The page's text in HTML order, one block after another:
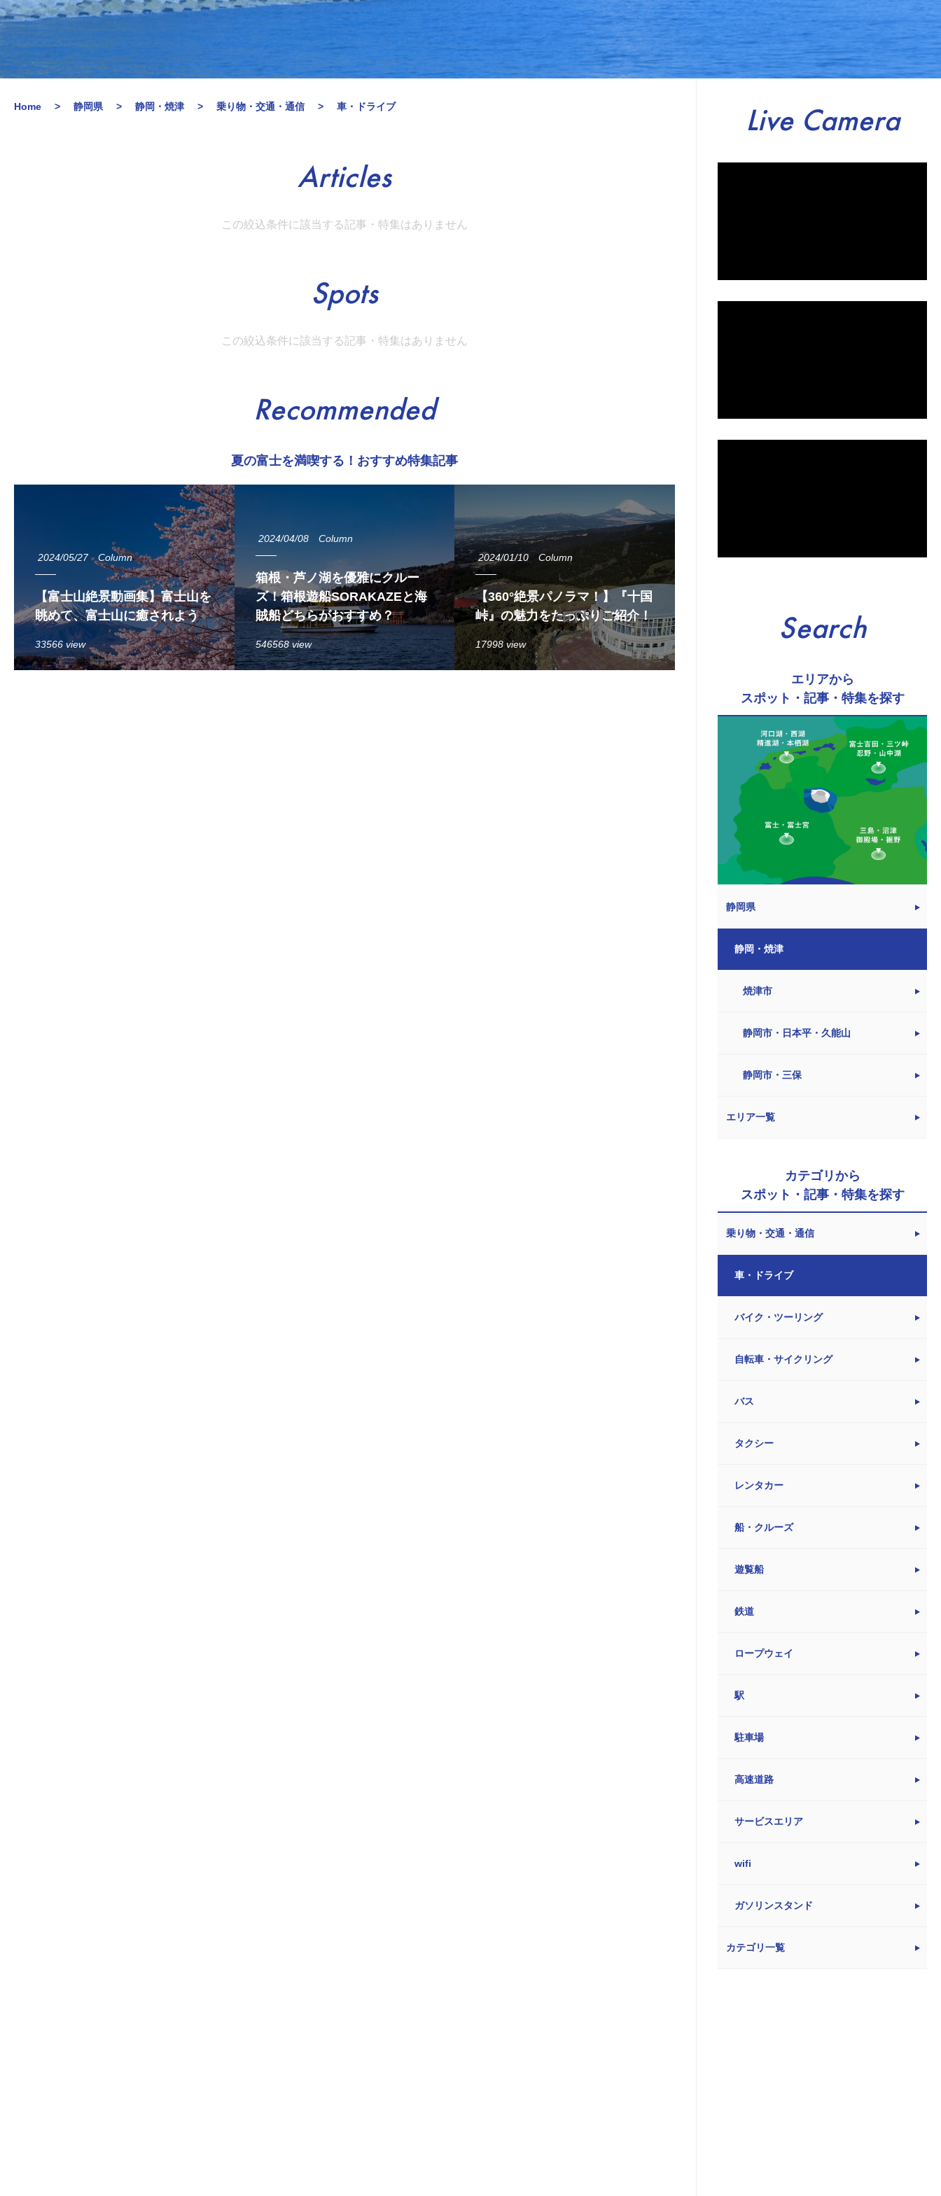
Home 静岡県 静岡・焼津 乗り物・交通・通信 車・ドライブ
Articles
この絞込条件に該当する記事・特集はありません
Spots
この絞込条件に該当する記事・特集はありません
Recommended
夏の富士を満喫する！おすすめ特集記事
2024/05/27 Column
【富士山絶景動画集】富士山を
眺めて、富士山に癒されよう
33566 view
2024/04/08 Column
箱根・芦ノ湖を優雅にクルー
ズ！箱根遊船SORAKAZEと海
賊船どちらがおすすめ？
546568 view
2024/01/10 Column
【360°絶景パノラマ！】『十国
峠』の魅力をたっぷりご紹介！
17998 view
Live Camera
Search
エリアから
スポット・記事・特集を探す
静岡県
静岡・焼津
焼津市
静岡市・日本平・久能山
静岡市・三保
エリア一覧
カテゴリから
スポット・記事・特集を探す
乗り物・交通・通信
車・ドライブ
バイク・ツーリング
自転車・サイクリング
バス
タクシー
レンタカー
船・クルーズ
遊覧船
鉄道
ロープウェイ
駅
駐車場
高速道路
サービスエリア
wifi
ガソリンスタンド
カテゴリ一覧